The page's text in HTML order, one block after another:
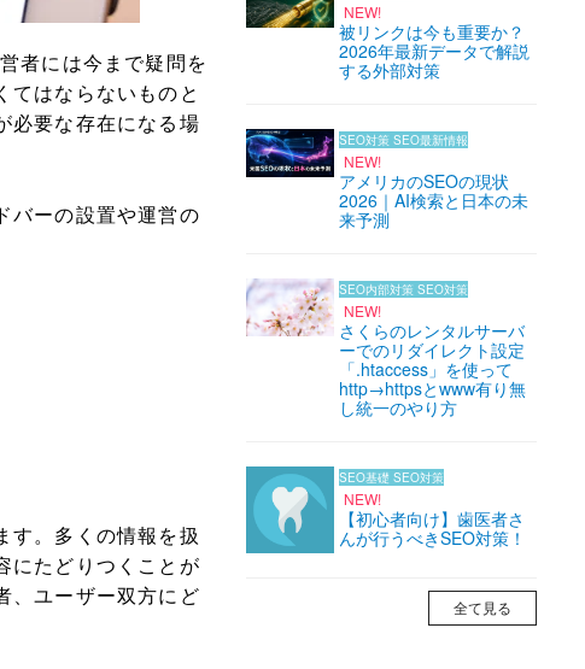
者には今まで疑問を
てはならないものと
必要な存在になる場
バーの設置や運営の
す。多くの情報を扱
にたどりつくことが
、ユーザー双方にど
NEW!
被リンクは今も重要か？
2026年最新データで解説
する外部対策
SEO対策 SEO最新情報
NEW!
アメリカのSEOの現状
2026｜AI検索と日本の未
来予測
SEO内部対策 SEO対策
NEW!
さくらのレンタルサーバ
ーでのリダイレクト設定
「.htaccess」を使って
http→httpsとwww有り無
し統一のやり方
SEO基礎 SEO対策
NEW!
【初心者向け】歯医者さ
んが行うべきSEO対策！
全て見る